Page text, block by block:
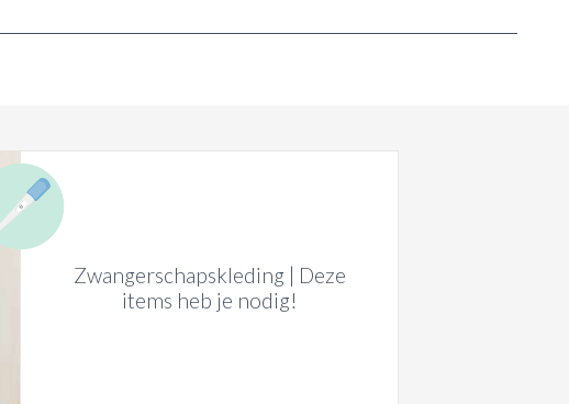
Zwangerschapskleding | Deze
items heb je nodig!